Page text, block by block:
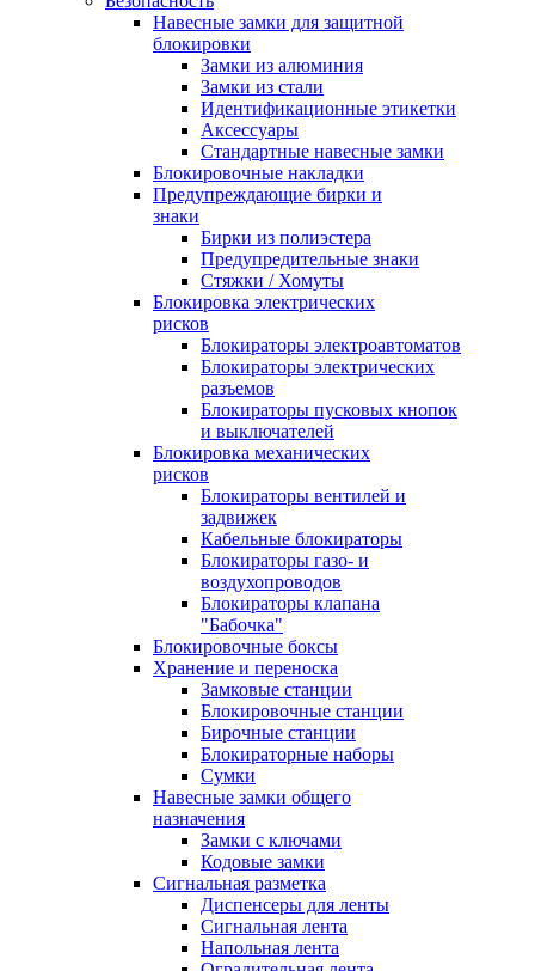
Навесные замки для защитной
блокировки
Замки из алюминия
Замки из стали
Идентификационные этикетки
Аксессуары
Стандартные навесные замки
Блокировочные накладки
Предупреждающие бирки и
знаки
Бирки из полиэстера
Предупредительные знаки
Стяжки / Хомуты
Блокировка электрических
рисков
Блокираторы электроавтоматов
Блокираторы электрических
разъемов
Блокираторы пусковых кнопок
и выключателей
Блокировка механических
рисков
Блокираторы вентилей и
задвижек
Кабельные блокираторы
Блокираторы газо- и
воздухопроводов
Блокираторы клапана
"Бабочка"
Блокировочные боксы
Хранение и переноска
Замковые станции
Блокировочные станции
Бирочные станции
Блокираторные наборы
Сумки
Навесные замки общего
назначения
Замки с ключами
Кодовые замки
Сигнальная разметка
Диспенсеры для ленты
Сигнальная лента
Напольная лента